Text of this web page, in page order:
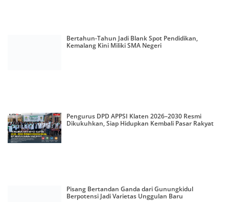
Bertahun-Tahun Jadi Blank Spot Pendidikan,
Kemalang Kini Miliki SMA Negeri
Pengurus DPD APPSI Klaten 2026–2030 Resmi
Dikukuhkan, Siap Hidupkan Kembali Pasar Rakyat
Pisang Bertandan Ganda dari Gunungkidul
Berpotensi Jadi Varietas Unggulan Baru